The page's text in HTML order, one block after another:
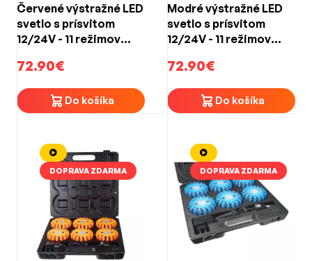
Červené výstražné LED
svetlo s prísvitom
12/24V - 11 režimov
ECE R65
72.90€
Do košíka
Modré výstražné LED
svetlo s prísvitom
12/24V - 11 režimov
ECE R65
72.90€
Do košíka
DOPRAVA ZDARMA DOPRAVA ZDARMA